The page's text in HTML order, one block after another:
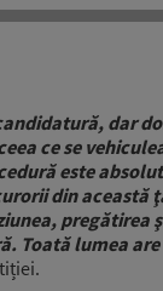
dar
ce se
este
din această
pregătirea
Toată lumea